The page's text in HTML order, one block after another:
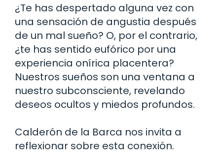
¿Te has despertado alguna vez con
una sensación de angustia después
de un mal sueño? O, por el contrario,
¿te has sentido eufórico por una
experiencia onírica placentera?
Nuestros sueños son una ventana a
nuestro subconsciente, revelando
deseos ocultos y miedos profundos.
Calderón de la Barca nos invita a
reflexionar sobre esta conexión.